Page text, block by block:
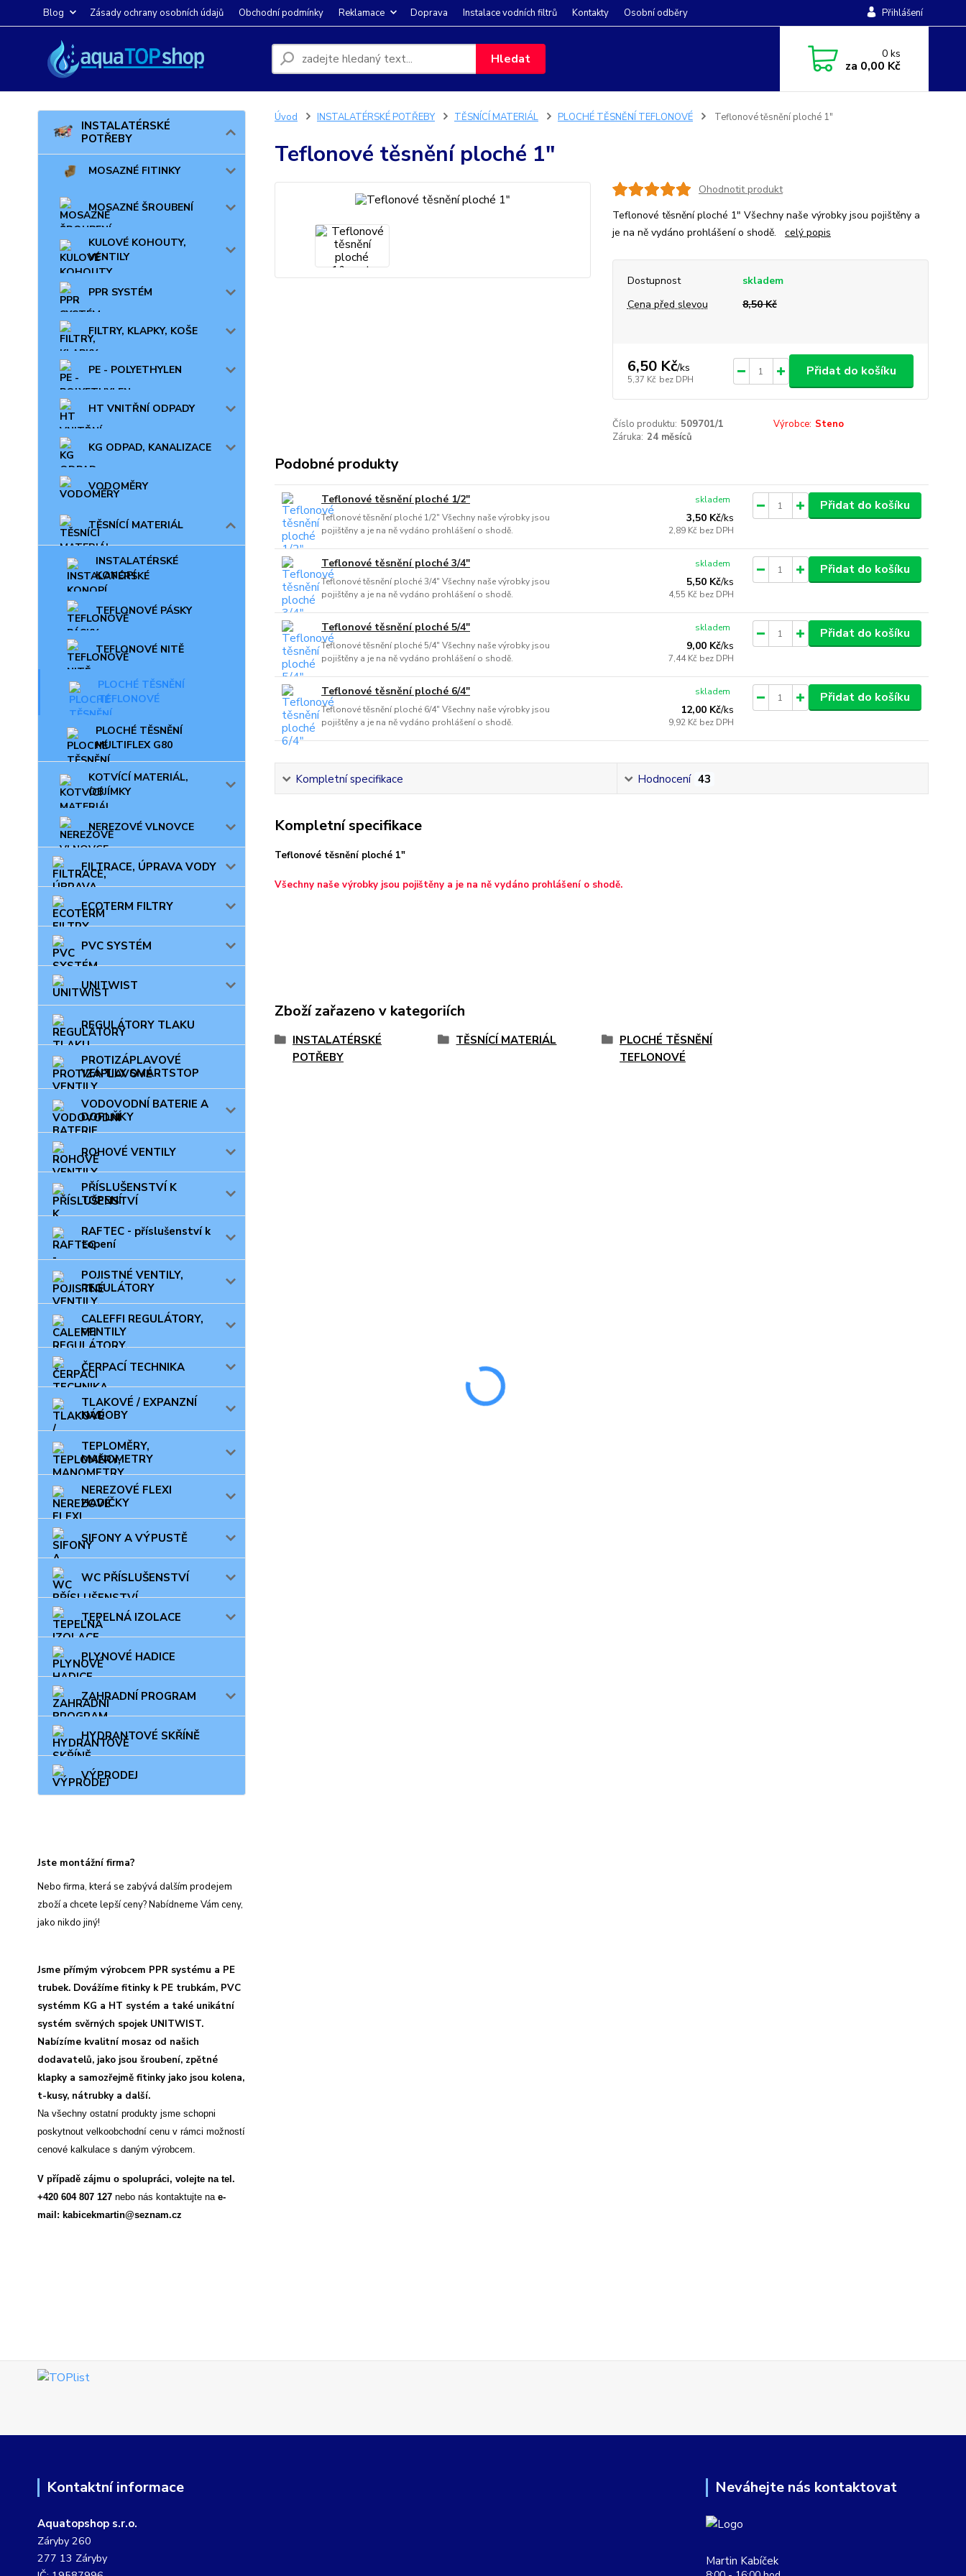
Blog Zásady ochrany osobních údajů Obchodní podmínky Reklamace Doprava Instalace vodních filtrů Kontakty Osobní odběry Přihlášení
Hledat 0ks
za 0,00 Kč
INSTALATÉRSKÉ
POTŘEBY
MOSAZNÉ FITINKY
MOSAZNÉ ŠROUBENÍ
KULOVÉ KOHOUTY,
VENTILY
PPR SYSTÉM
FILTRY, KLAPKY, KOŠE
PE - POLYETHYLEN
HT VNITŘNÍ ODPADY
KG ODPAD, KANALIZACE
VODOMĚRY
TĚSNÍCÍ MATERIÁL
INSTALATÉRSKÉ
KONOPÍ
TEFLONOVÉ PÁSKY
TEFLONOVÉ NITĚ
PLOCHÉ TĚSNĚNÍ
TEFLONOVÉ
PLOCHÉ TĚSNĚNÍ
MULTIFLEX G80
KOTVÍCÍ MATERIÁL,
OBJÍMKY
NEREZOVÉ VLNOVCE
FILTRACE, ÚPRAVA VODY
ECOTERM FILTRY
PVC SYSTÉM
UNITWIST
REGULÁTORY TLAKU
PROTIZÁPLAVOVÉ
VENTILY SMARTSTOP
VODOVODNÍ BATERIE A
DOPLŇKY
ROHOVÉ VENTILY
PŘÍSLUŠENSTVÍ K
TOPENÍ
RAFTEC - příslušenství k
topení
POJISTNÉ VENTILY,
REGULÁTORY
CALEFFI REGULÁTORY,
VENTILY
ČERPACÍ TECHNIKA
TLAKOVÉ / EXPANZNÍ
NÁDOBY
TEPLOMĚRY,
MANOMETRY
NEREZOVÉ FLEXI
HADIČKY
SIFONY A VÝPUSTĚ
WC PŘÍSLUŠENSTVÍ
TEPELNÁ IZOLACE
PLYNOVÉ HADICE
ZAHRADNÍ PROGRAM
HYDRANTOVÉ SKŘÍNĚ
VÝPRODEJ
Jste montážní firma?
Nebo firma, která se zabývá dalším prodejem
zboží a chcete lepší ceny? Nabídneme Vám ceny,
jako nikdo jiný!
Jsme přímým výrobcem PPR systému a PE
trubek. Dovážíme fitinky k PE trubkám, PVC
systémm KG a HT systém a také unikátní
systém svěrných spojek UNITWIST.
Nabízíme kvalitní mosaz od našich
dodavatelů, jako jsou šroubení, zpětné
klapky a samozřejmě fitinky jako jsou kolena,
t-kusy, nátrubky a další.
Na všechny ostatní produkty jsme schopni
poskytnout velkoobchodní cenu v rámci možností
cenové kalkulace s daným výrobcem.
V případě zájmu o spolupráci, volejte na tel.
+420 604 807 127 nebo nás kontaktujte na e-
mail: kabicekmartin@seznam.cz
Úvod INSTALATÉRSKÉ POTŘEBY TĚSNÍCÍ MATERIÁL PLOCHÉ TĚSNĚNÍ TEFLONOVÉ Teflonové těsnění ploché 1"
Teflonové těsnění ploché 1"
Ohodnotit produkt
Teflonové těsnění ploché 1" Všechny naše výrobky jsou pojištěny a
je na ně vydáno prohlášení o shodě. celý popis
Dostupnost
skladem
Cena před slevou
8,50 Kč
6,50 Kč/ks
5,37 Kč bez DPH
Přidat do košíku
Číslo produktu: 509701/1 Výrobce: Steno
Záruka: 24 měsíců
Podobné produkty
Teflonové těsnění ploché 1/2"
Teflonové těsnění ploché 1/2" Všechny naše výrobky jsou
pojištěny a je na ně vydáno prohlášení o shodě.
3,50 Kč/ks
2,89 Kč bez DPH
skladem Přidat do košíku
Teflonové těsnění ploché 3/4"
Teflonové těsnění ploché 3/4" Všechny naše výrobky jsou
pojištěny a je na ně vydáno prohlášení o shodě.
5,50 Kč/ks
4,55 Kč bez DPH
skladem Přidat do košíku
Teflonové těsnění ploché 5/4"
Teflonové těsnění ploché 5/4" Všechny naše výrobky jsou
pojištěny a je na ně vydáno prohlášení o shodě.
9,00 Kč/ks
7,44 Kč bez DPH
skladem Přidat do košíku
Teflonové těsnění ploché 6/4"
Teflonové těsnění ploché 6/4" Všechny naše výrobky jsou
pojištěny a je na ně vydáno prohlášení o shodě.
12,00 Kč/ks
9,92 Kč bez DPH
skladem Přidat do košíku
Kompletní specifikace Hodnocení 43
Kompletní specifikace
Teflonové těsnění ploché 1"
Všechny naše výrobky jsou pojištěny a je na ně vydáno prohlášení o shodě.
Zboží zařazeno v kategoriích
INSTALATÉRSKÉ
POTŘEBY
TĚSNÍCÍ MATERIÁL
PLOCHÉ TĚSNĚNÍ
TEFLONOVÉ
Kontaktní informace
Aquatopshop s.r.o.
Záryby 260
277 13 Záryby
Neváhejte nás kontaktovat
Martin Kabíček